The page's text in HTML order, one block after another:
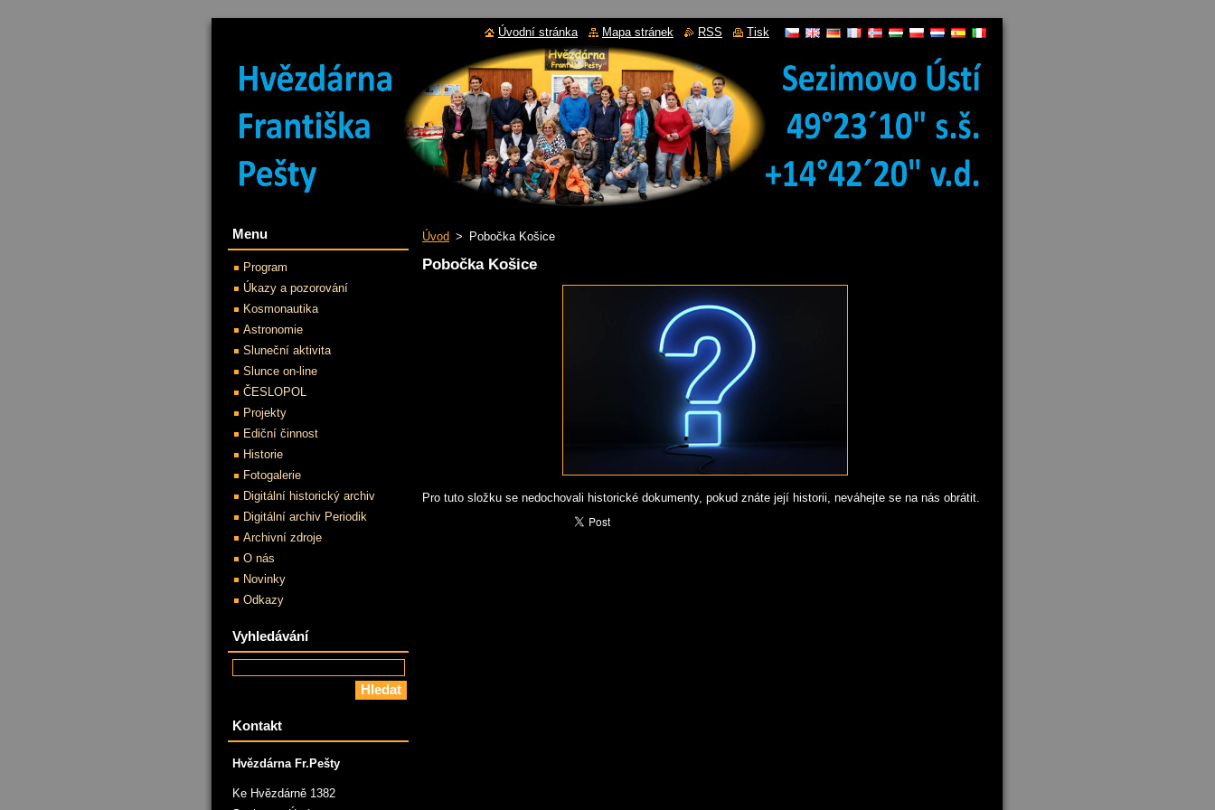
Úvod > Pobočka Košice
Pobočka Košice
Pro tuto složku se nedochovali historické dokumenty, pokud znáte její historii, neváhejte se na nás obrátit.
Menu
Program
Úkazy a pozorování
Kosmonautika
Astronomie
Sluneční aktivita
Slunce on-line
ČESLOPOL
Projekty
Ediční činnost
Historie
Fotogalerie
Digitální historický archiv
Digitální archiv Periodik
Archivní zdroje
O nás
Novinky
Odkazy
Vyhledávání
Kontakt
Hvězdárna Fr.Pešty
Ke Hvězdárně 1382
Úvodní stránka Mapa stránek RSS Tisk